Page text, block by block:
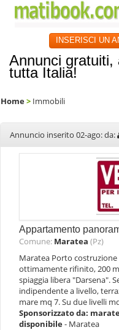
INSERISCI UN
Annunci gratuiti,
tutta Italia!
Home> Immobili
Annuncio inserito 02-ago: da:
Appartamento
Comune: Maratea (Pz)
Maratea Porto
ottimamente rifinito, 200
spiaggia libera "Darsena".
indipendente a livello,
mare mq 7. Su due livelli
Sponsorizzato da:
disponibile- Maratea